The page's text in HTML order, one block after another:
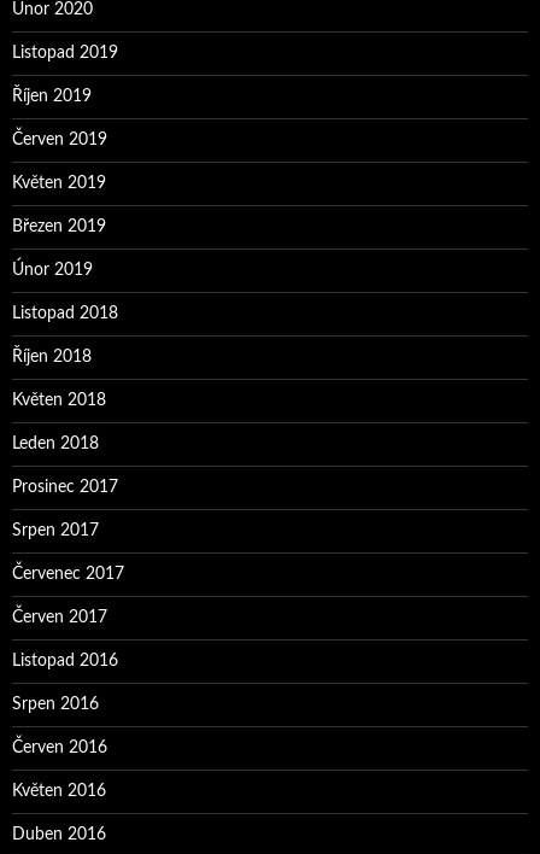
Únor 2020
Listopad 2019
Říjen 2019
Červen 2019
Květen 2019
Březen 2019
Únor 2019
Listopad 2018
Říjen 2018
Květen 2018
Leden 2018
Prosinec 2017
Srpen 2017
Červenec 2017
Červen 2017
Listopad 2016
Srpen 2016
Červen 2016
Květen 2016
Duben 2016